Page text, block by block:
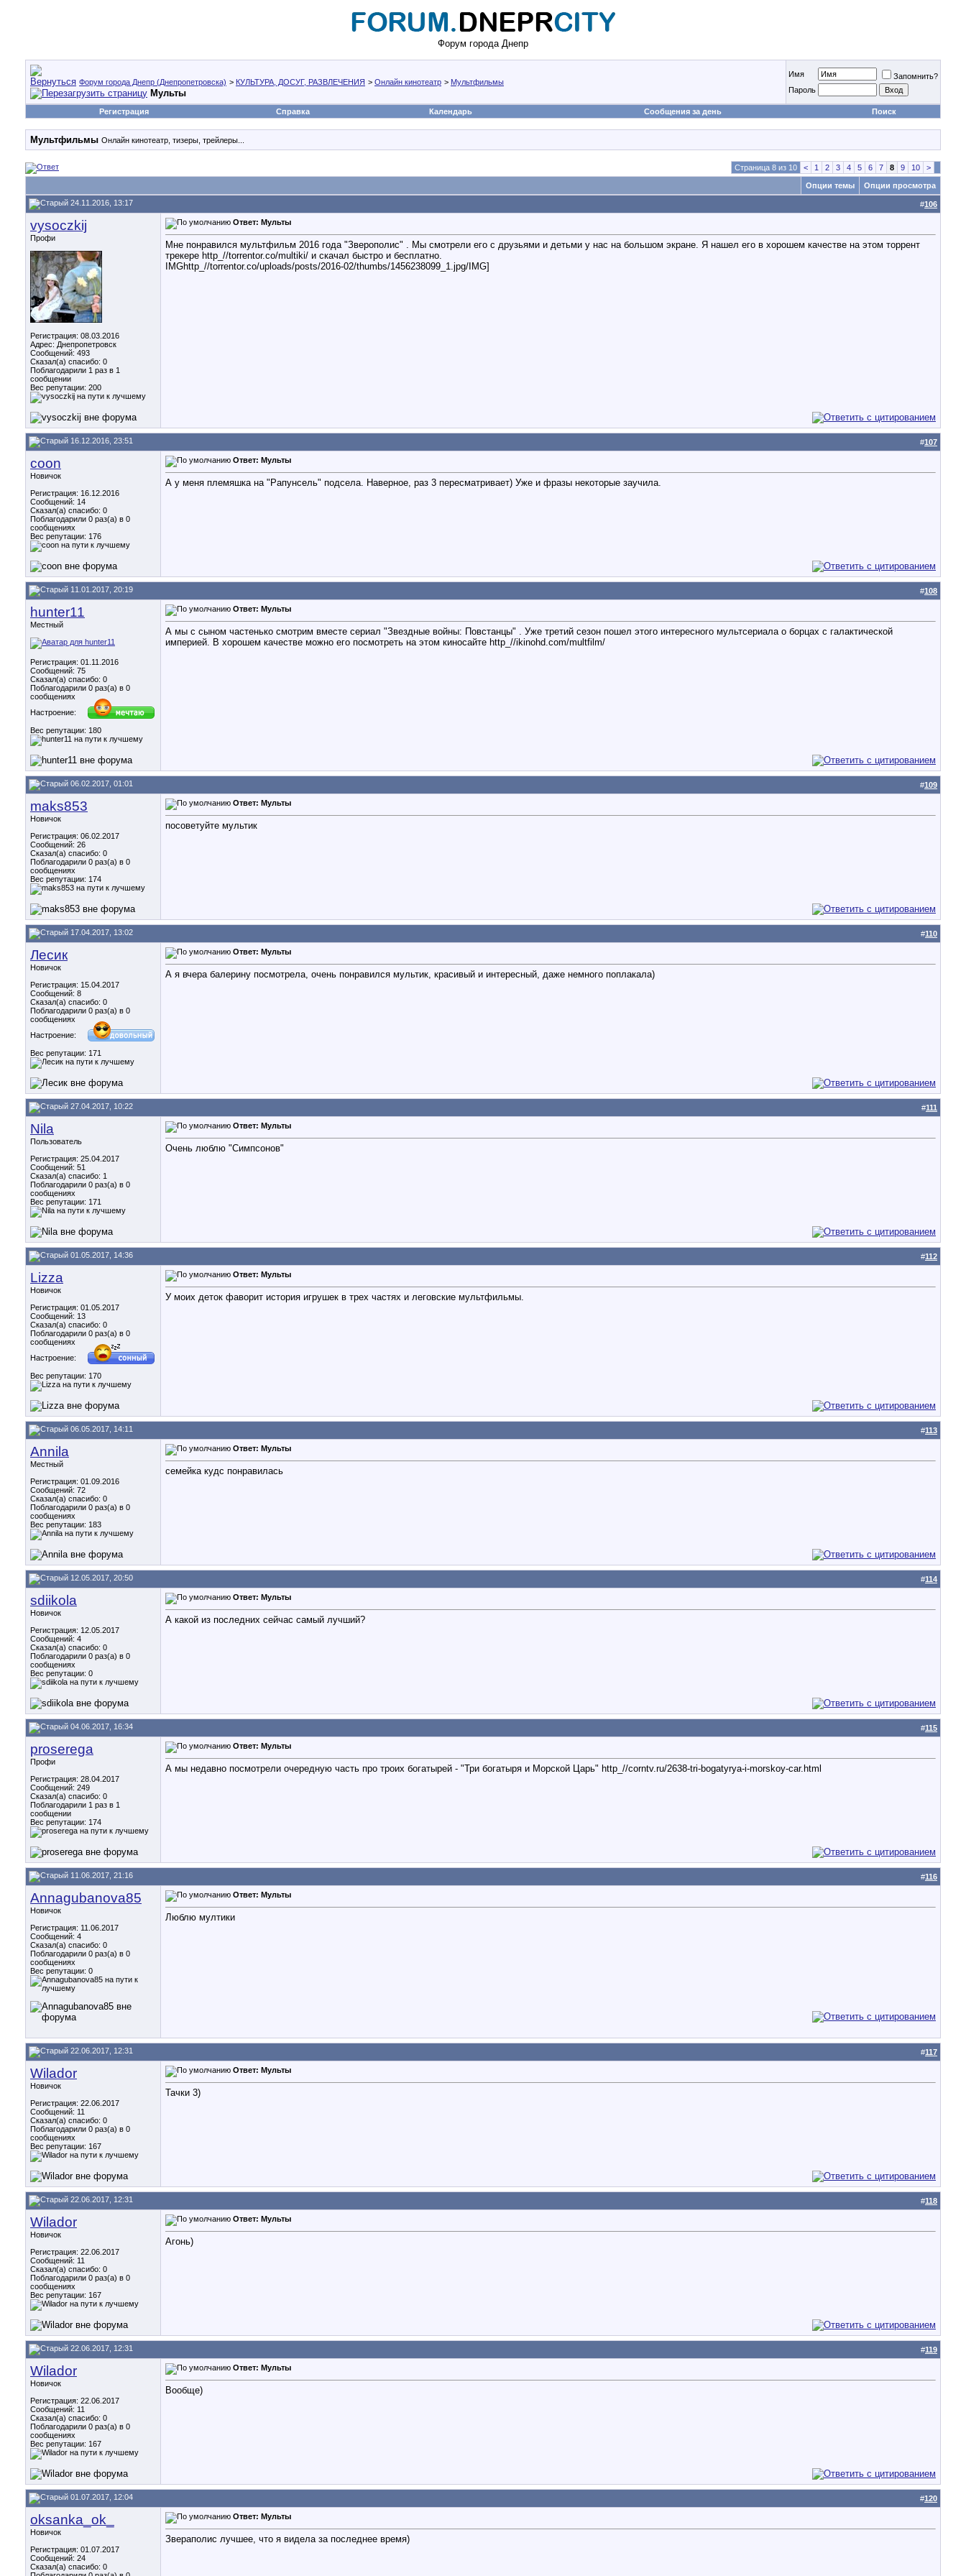
Форум города Днепр
Форум города Днепр (Днепропетровска) > КУЛЬТУРА, ДОСУГ, РАЗВЛЕЧЕНИЯ > Онлайн кинотеатр > Мультфильмы
Мульты
Имя
Запомнить?
Пароль
Регистрация Справка Календарь Сообщения за день Поиск
Мультфильмы Онлайн кинотеатр, тизеры, трейлеры...
Страница 8 из 10 < 1 2 3 4 5 6 7 8 9 10 >
Опции темы
Опции просмотра
24.11.2016, 13:17
#106
vysoczkij
Профи
Регистрация: 08.03.2016
Адрес: Днепропетровск
Сообщений: 493
Сказал(а) спасибо: 0
Поблагодарили 1 раз в 1
сообщении
Вес репутации: 200
Ответ: Мульты
Мне понравился мультфильм 2016 года "Зверополис" . Мы смотрели его с друзьями и детьми у нас на большом экране. Я нашел его в хорошем качестве на этом торрент
трекере http_//torrentor.co/multiki/ и скачал быстро и бесплатно.
IMGhttp_//torrentor.co/uploads/posts/2016-02/thumbs/1456238099_1.jpg/IMG]
16.12.2016, 23:51 #107
coon
Новичок
Регистрация: 16.12.2016
Сообщений: 14
Сказал(а) спасибо: 0
Поблагодарили 0 раз(а) в 0
сообщениях
Вес репутации: 176
Ответ: Мульты
А у меня племяшка на "Рапунсель" подсела. Наверное, раз 3 пересматривает) Уже и фразы некоторые заучила.
11.01.2017, 20:19 #108
hunter11
Местный
Регистрация: 01.11.2016
Сообщений: 75
Сказал(а) спасибо: 0
Поблагодарили 0 раз(а) в 0
сообщениях
Настроение:
Вес репутации: 180
Ответ: Мульты
А мы с сыном частенько смотрим вместе сериал "Звездные войны: Повстанцы" . Уже третий сезон пошел этого интересного мультсериала о борцах с галактической
империей. В хорошем качестве можно его посмотреть на этом киносайте http_//ikinohd.com/multfilm/
06.02.2017, 01:01 #109
maks853
Новичок
Регистрация: 06.02.2017
Сообщений: 26
Сказал(а) спасибо: 0
Поблагодарили 0 раз(а) в 0
сообщениях
Вес репутации: 174
Ответ: Мульты
посоветуйте мультик
17.04.2017, 13:02 #110
Лесик
Новичок
Регистрация: 15.04.2017
Сообщений: 8
Сказал(а) спасибо: 0
Поблагодарили 0 раз(а) в 0
сообщениях
Настроение:
Вес репутации: 171
Ответ: Мульты
А я вчера балерину посмотрела, очень понравился мультик, красивый и интересный, даже немного поплакала)
27.04.2017, 10:22 #111
Nila
Пользователь
Регистрация: 25.04.2017
Сообщений: 51
Сказал(а) спасибо: 1
Поблагодарили 0 раз(а) в 0
сообщениях
Вес репутации: 171
Ответ: Мульты
Очень люблю "Симпсонов"
01.05.2017, 14:36 #112
Lizza
Новичок
Регистрация: 01.05.2017
Сообщений: 13
Сказал(а) спасибо: 0
Поблагодарили 0 раз(а) в 0
сообщениях
Настроение:
Вес репутации: 170
Ответ: Мульты
У моих деток фаворит история игрушек в трех частях и леговские мультфильмы.
06.05.2017, 14:11 #113
Annila
Местный
Регистрация: 01.09.2016
Сообщений: 72
Сказал(а) спасибо: 0
Поблагодарили 0 раз(а) в 0
сообщениях
Вес репутации: 183
Ответ: Мульты
семейка кудс понравилась
12.05.2017, 20:50 #114
sdiikola
Новичок
Регистрация: 12.05.2017
Сообщений: 4
Сказал(а) спасибо: 0
Поблагодарили 0 раз(а) в 0
сообщениях
Вес репутации: 0
Ответ: Мульты
А какой из последних сейчас самый лучший?
04.06.2017, 16:34 #115
proserega
Профи
Регистрация: 28.04.2017
Сообщений: 249
Сказал(а) спасибо: 0
Поблагодарили 1 раз в 1
сообщении
Вес репутации: 174
Ответ: Мульты
А мы недавно посмотрели очередную часть про троих богатырей - "Три богатыря и Морской Царь" http_//corntv.ru/2638-tri-bogatyrya-i-morskoy-car.html
11.06.2017, 21:16 #116
Annagubanova85
Новичок
Регистрация: 11.06.2017
Сообщений: 4
Сказал(а) спасибо: 0
Поблагодарили 0 раз(а) в 0
сообщениях
Вес репутации: 0
Ответ: Мульты
Люблю мултики
22.06.2017, 12:31 #117
Wilador
Новичок
Регистрация: 22.06.2017
Сообщений: 11
Сказал(а) спасибо: 0
Поблагодарили 0 раз(а) в 0
сообщениях
Вес репутации: 167
Ответ: Мульты
Тачки 3)
22.06.2017, 12:31 #118
Wilador
Новичок
Регистрация: 22.06.2017
Сообщений: 11
Сказал(а) спасибо: 0
Поблагодарили 0 раз(а) в 0
сообщениях
Вес репутации: 167
Ответ: Мульты
Агонь)
22.06.2017, 12:31 #119
Wilador
Новичок
Регистрация: 22.06.2017
Сообщений: 11
Сказал(а) спасибо: 0
Поблагодарили 0 раз(а) в 0
сообщениях
Вес репутации: 167
Ответ: Мульты
Вообще)
01.07.2017, 12:04 #120
oksanka_ok_
Новичок
Регистрация: 01.07.2017
Сообщений: 24
Сказал(а) спасибо: 0
Ответ: Мульты
Звераполис лучшее, что я видела за последнее время)